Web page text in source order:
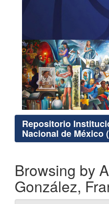
Repositorio
Nacional de México
Browsing by
González,